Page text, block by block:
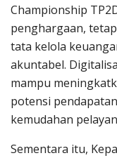
Championship
penghargaan,
tata kelola
akuntabel.
mampu
potensi
kemudahan
Sementara itu,